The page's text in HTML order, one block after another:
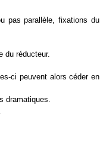
pas parallèle, fixations du
du réducteur.
ci peuvent alors céder en
dramatiques.